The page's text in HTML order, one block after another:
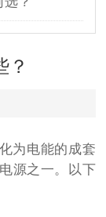
？
为电能的成套
源之一。以下